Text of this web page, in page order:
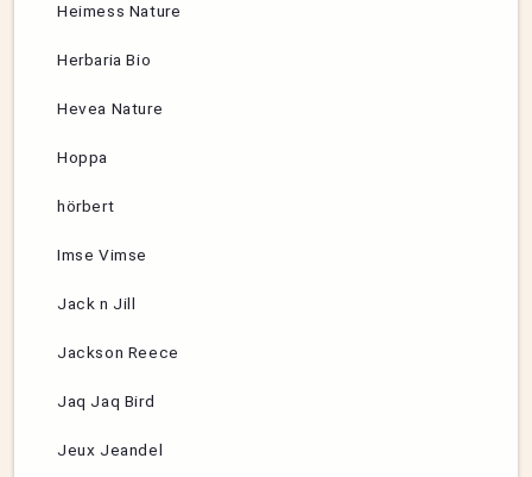
Heimess Nature
Herbaria Bio
Hevea Nature
Hoppa
hörbert
Imse Vimse
Jack n Jill
Jackson Reece
Jaq Jaq Bird
Jeux Jeandel